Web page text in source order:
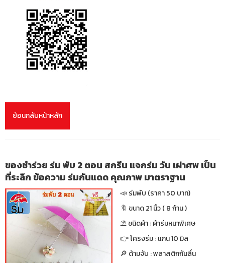
ย้อนกลับหน้าหลัก
ของชำร่วย ร่ม พับ 2 ตอน สกรีน แจกร่ม วัน เผ่าศพ เป็น
ที่ระลึก ข้อความ ร่มกันแดด คุณภาพ มาตราฐาน
📣 ร่มพับ (ราคา 50 บาท)
🔖 ขนาด 21 นิ้ว ( 8 ก้าน )
⛱ ชนิดผ้า : ผ้าร่มหนาพิเศษ
👉 โครงร่ม : แกน 10 มิล
🔎 ด้ามจับ : พลาสติกกันลื่น